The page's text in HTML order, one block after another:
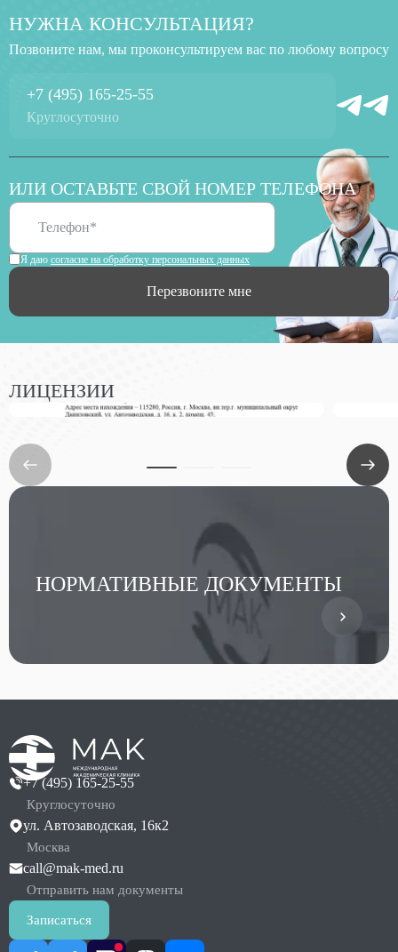
НУЖНА КОНСУЛЬТАЦИЯ?
Позвоните нам, мы проконсультируем вас по любому вопросу
Круглосуточно
+7 (495) 165-25-55
ИЛИ ОСТАВЬТЕ СВОЙ НОМЕР ТЕЛЕФОНА
Я даю согласие на обработку персональных данных
Перезвоните мне
ЛИЦЕНЗИИ
НОРМАТИВНЫЕ ДОКУМЕНТЫ
Круглосуточно
+7 (495) 165-25-55
Москва
ул. Автозаводская, 16к2
Отправить нам документы
call@mak-med.ru
Записаться